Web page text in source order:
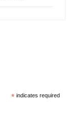
* indicates required